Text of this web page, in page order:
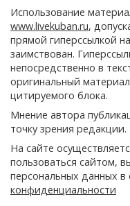
Использование
www.livekuban.ru,
прямой гиперссылкой
заимствован.
непосредственно в
оригинальный
цитируемого блока.
Мнение автора
точку зрения редакции.
На сайте
пользоваться сайтом,
персональных данных в
конфиденциальности